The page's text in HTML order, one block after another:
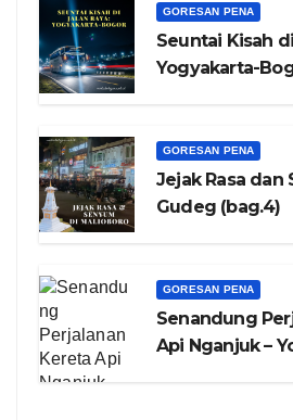
GORESAN PENA
Seuntai Kisah
Yogyakarta-
GORESAN PENA
Jejak Rasa dan
Gudeg (bag.4)
GORESAN PENA
Senandung
Api Nganjuk –